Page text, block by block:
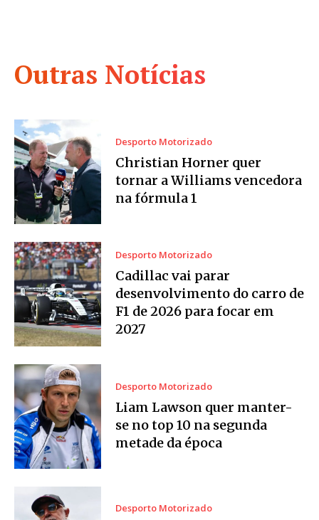
Outras Notícias
Desporto Motorizado
Christian Horner quer
tornar a Williams vencedora
na fórmula 1
Desporto Motorizado
Cadillac vai parar
desenvolvimento do carro de
F1 de 2026 para focar em
2027
Desporto Motorizado
Liam Lawson quer manter-
se no top 10 na segunda
metade da época
Desporto Motorizado